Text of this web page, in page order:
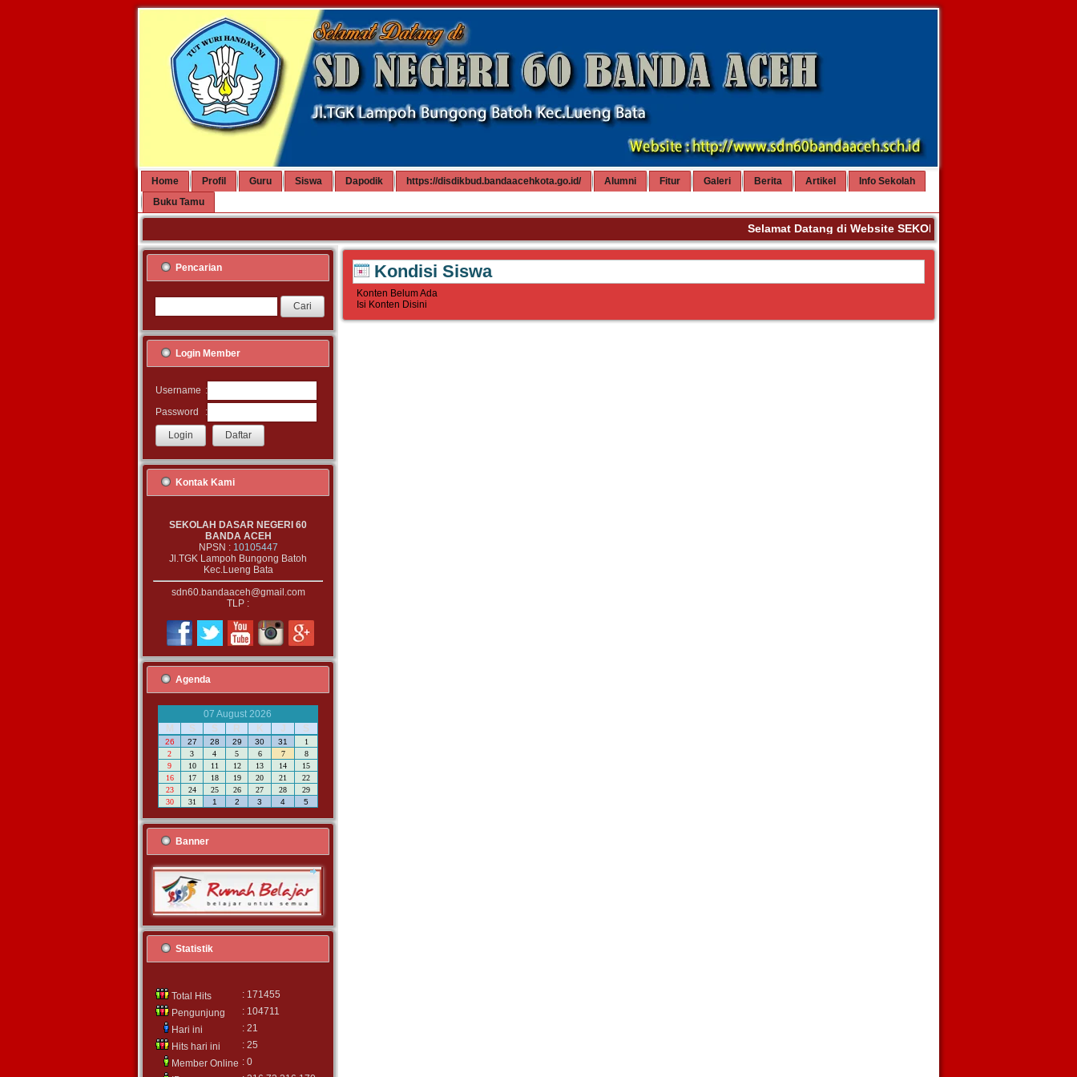
Home Profil Guru Siswa Dapodik https://disdikbud.bandaacehkota.go.id/ Alumni Fitur Galeri Berita Artikel
Info Sekolah
Buku Tamu
Selamat Datang di Website SEKOLAH DASAR NEGERI 60
Pencarian
Login Member
Username :
Password
:
Kontak Kami
SEKOLAH DASAR NEGERI 60
BANDA ACEH
NPSN : 10105447
Jl.TGK Lampoh Bungong Batoh
Kec.Lueng Bata
sdn60.bandaaceh@gmail.com
TLP :
Agenda
07 August 2026
M
S S R K J S
26 27 28 29 30 31
1
2
3 4 5 6 7
8
9
10 11 12 13 14
15
16
17 18 19 20 21
22
23
24 25 26 27 28
29
30
31 1 2 3 4 5
Banner
Statistik
Total Hits
: 171455
Pengunjung
: 104711
Hari ini
: 21
Hits hari ini
: 25
Member Online : 0
Kondisi Siswa
Konten Belum Ada
Isi Konten Disini